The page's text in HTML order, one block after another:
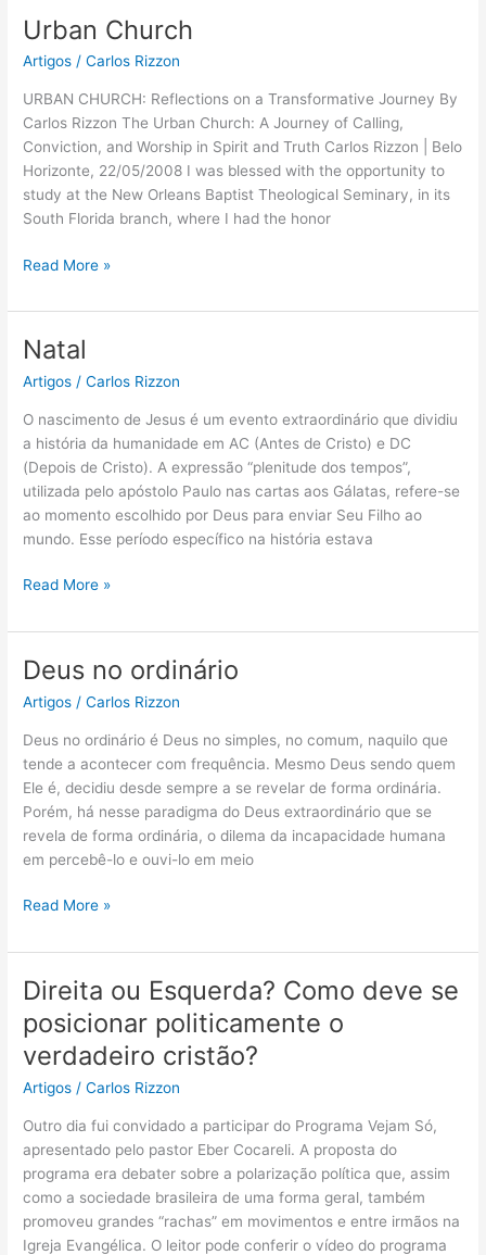
Urban Church
Artigos /Carlos Rizzon
URBAN CHURCH: Reflections on a Transformative Journey By
Carlos Rizzon The Urban Church: A Journey of Calling,
Conviction, and Worship in Spirit and Truth Carlos Rizzon | Belo
Horizonte, 22/05/2008 I was blessed with the opportunity to
study at the New Orleans Baptist Theological Seminary, in its
South Florida branch, where I had the honor
Urban
Read More »
Natal
Artigos /Carlos Rizzon
O nascimento de Jesus é um evento extraordinário que dividiu
a história da humanidade em AC (Antes de Cristo) e DC
(Depois de Cristo). A expressão “plenitude dos tempos”,
utilizada pelo apóstolo Paulo nas cartas aos Gálatas, refere-se
ao momento escolhido por Deus para enviar Seu Filho ao
mundo. Esse período específico na história estava
Natal
Read More »
Deus no ordinário
Artigos /Carlos Rizzon
Deus no ordinário é Deus no simples, no comum, naquilo que
tende a acontecer com frequência. Mesmo Deus sendo quem
Ele é, decidiu desde sempre a se revelar de forma ordinária.
Porém, há nesse paradigma do Deus extraordinário que se
revela de forma ordinária, o dilema da incapacidade humana
em percebê-lo e ouvi-lo em meio
Deus
ordinário
Read More »
Direita ou Esquerda? Como deve se
posicionar politicamente o
verdadeiro cristão?
Artigos /Carlos Rizzon
Outro dia fui convidado a participar do Programa Vejam Só,
apresentado pelo pastor Eber Cocareli. A proposta do
programa era debater sobre a polarização política que, assim
como a sociedade brasileira de uma forma geral, também
promoveu grandes “rachas” em movimentos e entre irmãos na
Igreja Evangélica. O leitor pode conferir o vídeo do programa
Direita
Esquerda?
Como
deve
posicionar
politicamente
o
verdadeiro
cristão?